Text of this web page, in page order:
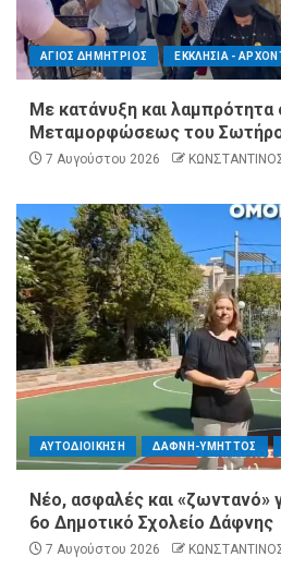
ΑΓΙΟΣ ΔΗΜΗΤΡΙΟΣ ΕΚΚΛΗΣΙΑ -
Με κατάνυξη και
Μεταμορφώσεως του
7 Αυγούστου 2026
ΑΥΤΟΔΙΟΙΚΗΣΗ ΔΑΦΝΗ-ΥΜΗΤΤΟΣ
Νέο, ασφαλές και «ζωντανό»
6ο Δημοτικό Σχολείο Δάφνης
7 Αυγούστου 2026